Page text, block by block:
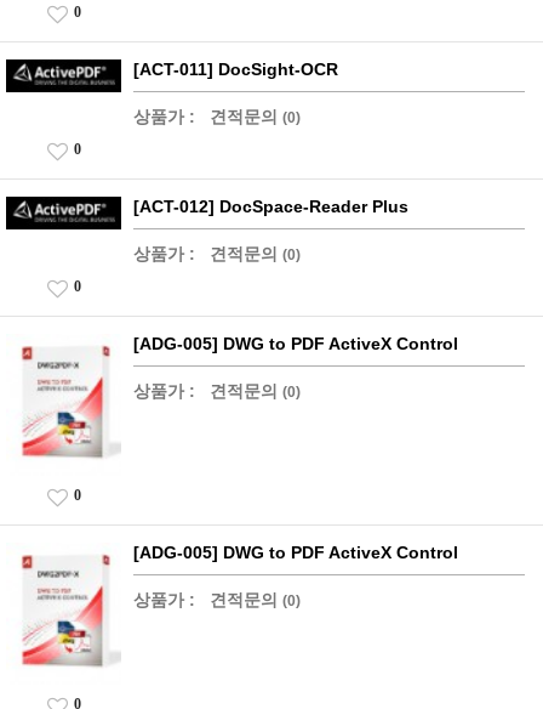
0
[ACT-011] DocSight-OCR
상품가 : 견적문의 (0)
0
[ACT-012] DocSpace-Reader Plus
상품가 : 견적문의 (0)
0
[ADG-005] DWG to PDF ActiveX Control
상품가 : 견적문의 (0)
0
[ADG-005] DWG to PDF ActiveX Control
상품가 : 견적문의 (0)
0